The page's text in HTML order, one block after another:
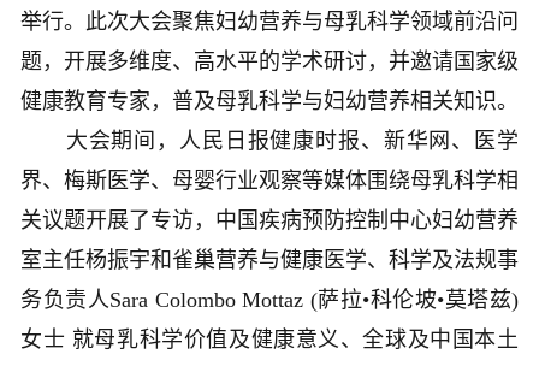
举行。此次大会聚焦妇幼营养与母乳科学领域前沿问
题，开展多维度、高水平的学术研讨，并邀请国家级
健康教育专家，普及母乳科学与妇幼营养相关知识。
大会期间，人民日报健康时报、新华网、医学
界、梅斯医学、母婴行业观察等媒体围绕母乳科学相
关议题开展了专访，中国疾病预防控制中心妇幼营养
室主任杨振宇和雀巢营养与健康医学、科学及法规事
务负责人Sara Colombo Mottaz (萨拉•科伦坡•莫塔兹)
女士 就母乳科学价值及健康意义、全球及中国本土